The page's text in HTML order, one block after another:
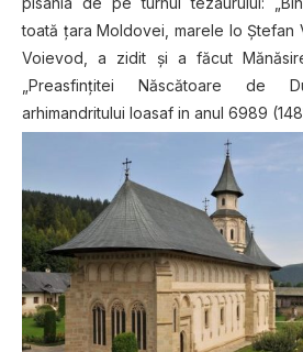
toată ţara Moldovei, marele Io Ştefan
Voievod, a zidit şi a făcut
„Preasfinţitei Născătoare de
arhimandritului Ioasaf in anul 6989